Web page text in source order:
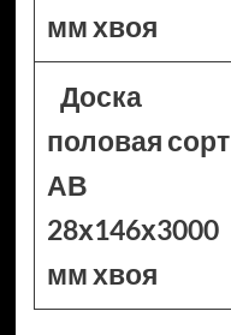
мм хвоя
Доска
половая сорт
АВ
28х146х3000
мм хвоя